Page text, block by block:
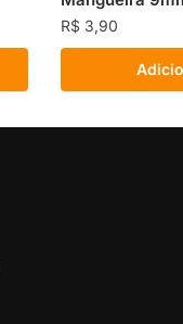
R$ 3,90